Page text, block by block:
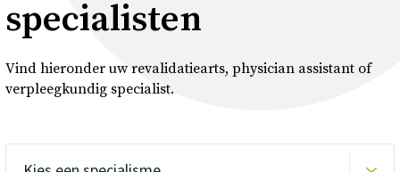
Uw behandeling
Werken en leren
Over
specialisten
Vind hieronder uw revalidatiearts, physician assistant of
verpleegkundig specialist.